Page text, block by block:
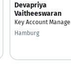
Devapriya
Vaitheeswaran
Key Account
Hamburg